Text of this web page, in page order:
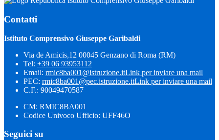
Contatti
Istituto Comprensivo Giuseppe Garibaldi
Via de Amicis,12 00045 Genzano di Roma (RM)
Tel: +39 06 93953112
Email: rmic8ba001@istruzione.itLink per inviare una mail
PEC: rmic8ba001@pec.istruzione.itLink per inviare una mail
C.F.: 90049470587
CM: RMIC8BA001
Codice Univoco Ufficio: UFF46O
Seguici su